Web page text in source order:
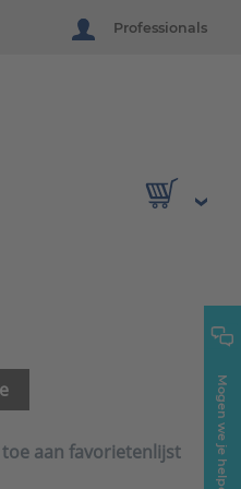
Professionals
Mogen we je helpen?
toe aan favorietenlijst